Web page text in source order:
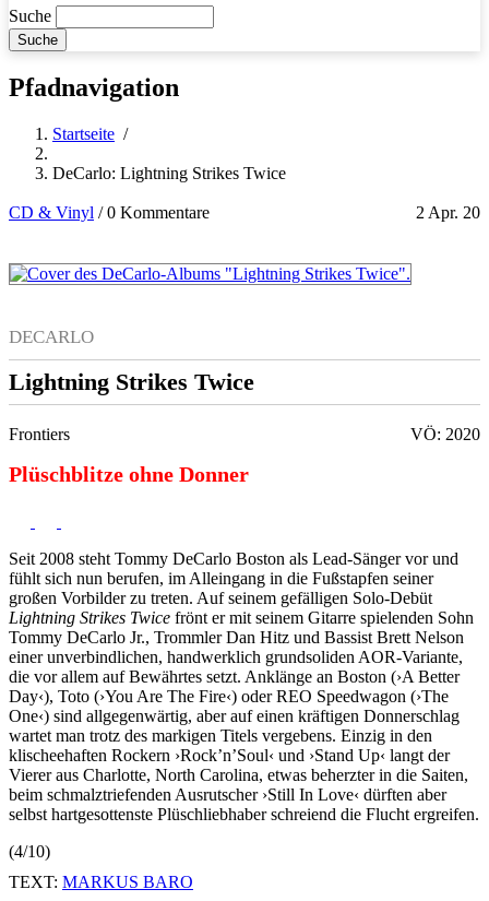
Suche
Pfadnavigation
Startseite /
DeCarlo: Lightning Strikes Twice
CD & Vinyl 2 Apr. 20
/0 Kommentare
DECARLO
Lightning Strikes Twice
Frontiers VÖ: 2020
Plüschblitze ohne Donner
Seit 2008 steht Tommy DeCarlo Boston als Lead-Sänger vor und
fühlt sich nun berufen, im Alleingang in die Fußstapfen seiner
großen Vorbilder zu treten. Auf seinem gefälligen Solo-Debüt
Lightning Strikes Twice frönt er mit seinem Gitarre spielenden Sohn
Tommy DeCarlo Jr., Trommler Dan Hitz und Bassist Brett Nelson
einer unverbindlichen, handwerklich grundsoliden AOR-Variante,
die vor allem auf Bewährtes setzt. Anklänge an Boston (›A Better
Day‹), Toto (›You Are The Fire‹) oder REO Speedwagon (›The
One‹) sind allgegenwärtig, aber auf einen kräftigen Donnerschlag
wartet man trotz des markigen Titels vergebens. Einzig in den
klischeehaften Rockern ›Rock’n’Soul‹ und ›Stand Up‹ langt der
Vierer aus Charlotte, North Carolina, etwas beherzter in die Saiten,
beim schmalztriefenden Ausrutscher ›Still In Love‹ dürften aber
selbst hartgesottenste Plüschliebhaber schreiend die Flucht ergreifen.
(4/10)
TEXT: MARKUS BARO